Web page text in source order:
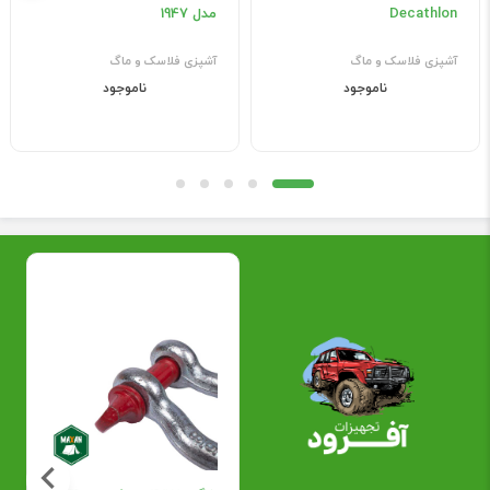
Decathlon
آشپزی فلاسک و ماگ
ناموجود
مدل 1947
آشپزی فلاسک و ماگ
ناموجود